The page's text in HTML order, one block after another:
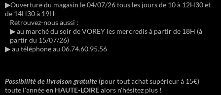
▶︎Ouverture du magasin le 04/07/26 tous les jours de 10 à 12H30 et
de 14H30 à 19H
Retrouvez-nous aussi :
▶︎au marché du soir de VOREY les mercredis à partir de 18H (à
partir du 15/07/26)
▶︎au téléphone au 06.74.60.95.56
Possibilité de livraison gratuite (pour tout achat supérieur à 15€)
toute l'annéeen HAUTE-LOIREalors n'hésitez plus !